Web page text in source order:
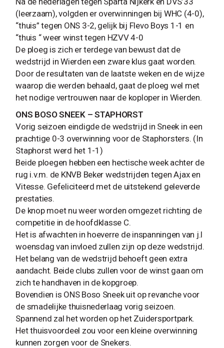
(leerzaam), volgden er overwinningen bij WHC (4-0),
“thuis” tegen ONS 3-2, gelijk bij Flevo Boys 1-1 en
“thuis “ weer winst tegen HZVV 4-0
De ploeg is zich er terdege van bewust dat de
wedstrijd in Wierden een zware klus gaat worden.
Door de resultaten van de laatste weken en de wijze
waarop die werden behaald, gaat de ploeg wel met
het nodige vertrouwen naar de koploper in Wierden.
ONS BOSO SNEEK – STAPHORST
Vorig seizoen eindigde de wedstrijd in Sneek in een
prachtige 0-3 overwinning voor de Staphorsters. (In
Staphorst werd het 1-1)
Beide ploegen hebben een hectische week achter de
rug i.v.m. de KNVB Beker wedstrijden tegen Ajax en
Vitesse. Gefeliciteerd met de uitstekend geleverde
prestaties.
De knop moet nu weer worden omgezet richting de
competitie in de hoofdklasse C.
Het is afwachten in hoeverre de inspanningen van j.l
woensdag van invloed zullen zijn op deze wedstrijd.
Het belang van de wedstrijd behoeft geen extra
aandacht. Beide clubs zullen voor de winst gaan om
zich te handhaven in de kopgroep.
Bovendien is ONS Boso Sneek uit op revanche voor
de smadelijke thuisnederlaag vorig seizoen.
Spannend zal het worden op het Zuidersportpark.
Het thuisvoordeel zou voor een kleine overwinning
kunnen zorgen voor de Snekers.